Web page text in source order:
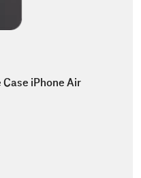
Case iPhone Air